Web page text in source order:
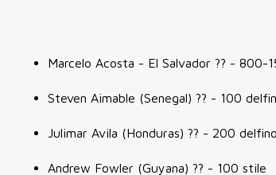
Marcelo Acosta - El Salvador ?? - 800-
Steven Aimable (Senegal) ?? - 100
Julimar Avila (Honduras) ?? - 200 delfino
Andrew Fowler (Guyana) ?? - 100 stile